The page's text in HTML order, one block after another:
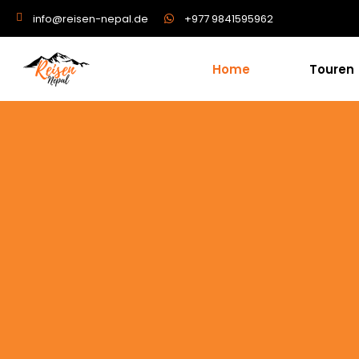
info@reisen-nepal.de +977 9841595962
Home Touren